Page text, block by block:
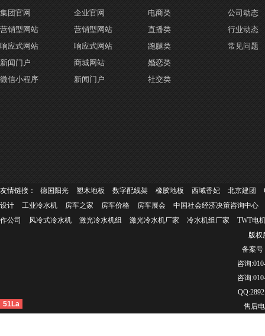
集团官网
营销型网站
响应式网站
新闻门户
微信小程序
企业官网
营销型网站
响应式网站
商城网站
新闻门户
电商类
直播类
跑腿类
婚恋类
社交类
公司动态
行业动态
常见问题
友情链接： 德国阳光 塑木地板 数字配线架 橡胶地板 西域香妃 北京建团
设计
工业冷水机 房车之家 房车价格 房车展会
中国社会经济决策咨询中心
作公司
风冷式冷水机 激光冷水机组 激光冷水机厂家 冷水机组厂家
TWT电
版权
备案号
咨询
咨询
售后
51La